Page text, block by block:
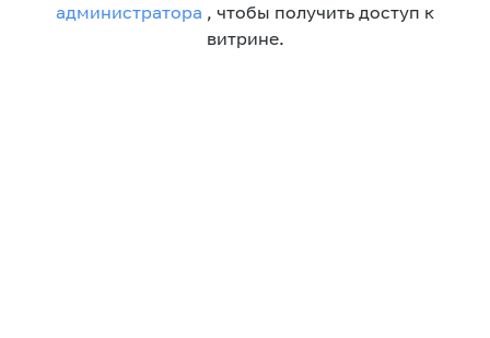
администратора , чтобы получить доступ к
витрине.